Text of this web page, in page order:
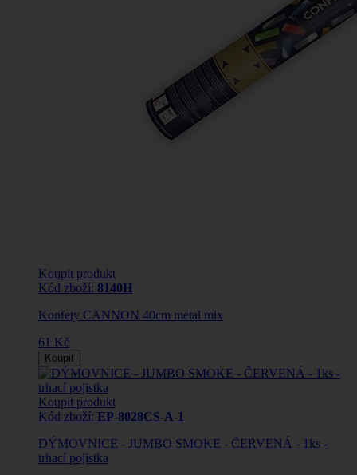
Koupit produkt
Kód zboží: 8140H
Konfety CANNON 40cm metal mix
61 Kč
Koupit
Koupit produkt
Kód zboží: EP-8028CS-A-1
DÝMOVNICE - JUMBO SMOKE - ČERVENÁ - 1ks -
trhací pojistka